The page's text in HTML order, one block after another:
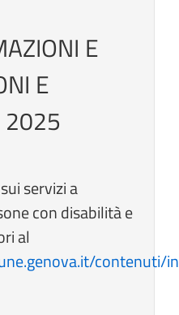
E
E
2025
sui servizi a
con disabilità e
al
contenuti/